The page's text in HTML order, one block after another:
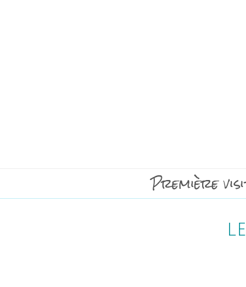
Première